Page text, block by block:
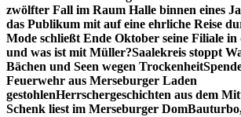
zwölfter Fall im Raum Halle binnen eines
das Publikum mit auf eine ehrliche Reise
Mode schließt Ende Oktober seine Filiale
und was ist mit Müller?Saalekreis stoppt
Bächen und Seen wegen Trockenheit
Feuerwehr aus Merseburger Laden
gestohlenHerrschergeschichten aus dem
Schenk liest im Merseburger Dom